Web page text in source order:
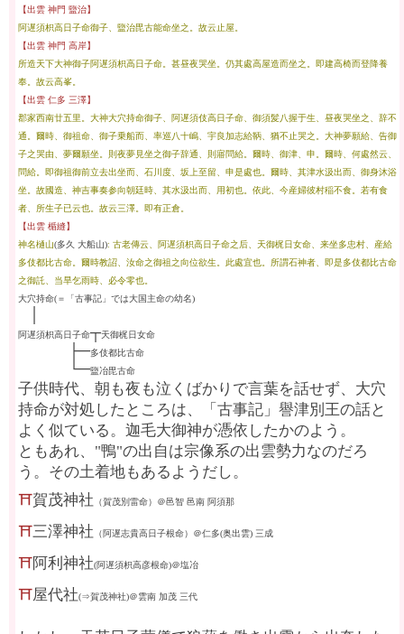
【出雲 神門 盬治】
阿遅須枳高日子命御子、 盬治毘古能命坐之。故云止屋。
【出雲 神門 高岸】
所造天下大神御子阿遅須枳高日子命。甚昼夜哭坐。仍其處高屋造而坐之。即建高椅而登降養
奉。故云高峯。
【出雲 仁多 三澤】
郡家西南廿五里。大神大穴持命御子、阿遅須伎高日子命、御須髪八握于生、昼夜哭坐之、辞不
通。爾時、御祖命、御子乗船而、率巡八十嶋、宇良加志給鞆、猶不止哭之。大神夢願給、告御
子之哭由、夢爾願坐。則夜夢見坐之御子辞通、則寤問給。爾時、御津、申。爾時、何處然云、
問給。即御祖御前立去出坐而、石川度、坂上至留、申是處也。爾時、其津水汲出而、御身沐浴
坐。故國造、神吉事奏参向朝廷時、其水汲出而、用初也。依此、今産婦彼村稲不食。若有食
者、所生子已云也。故云三澤。即有正倉。
【出雲 楯縫】
神名樋山(多久 大船山): 古老傳云、阿遅須枳高日子命之后、天御梶日女命、来坐多忠村、産給
多伎都比古命。爾時教詔、汝命之御祖之向位欲生。此處宜也。所謂石神者、即是多伎都比古命
之御託、当旱乞雨時、必令零也。
大穴持命(＝「古事記」では大国主命の幼名)
阿遅須枳高日子命┬天御梶日女命
├─多伎都比古命
└─盬冶毘古命
子供時代、朝も夜も泣くばかりで言葉を話せず、大穴
持命が対処したところは、「古事記」譽津別王の話と
よく似ている。迦毛大御神が憑依したかのよう。
ともあれ、"鴨"の出自は宗像系の出雲勢力なのだろ
う。その土着地もあるようだし。
⛩賀茂神社 （賀茂別雷命）＠邑智 邑南 阿須那
⛩三澤神社 （阿遅志貴高日子根命）＠仁多(奥出雲) 三成
⛩阿利神社(阿遅須枳高彦根命)＠塩冶
⛩屋代社(⇒賀茂神社)＠雲南 加茂 三代